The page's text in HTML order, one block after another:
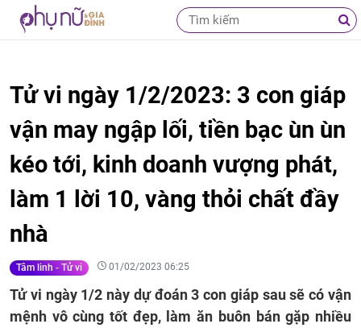
Tử vi ngày 1/2/2023: 3 con giáp
vận may ngập lối, tiền bạc ùn ùn
kéo tới, kinh doanh vượng phát,
làm 1 lời 10, vàng thỏi chất đầy
nhà
Tâm linh - Tử vi 01/02/2023 06:25
Tử vi ngày 1/2 này dự đoán 3 con giáp sau sẽ có vận
mệnh vô cùng tốt đẹp, làm ăn buôn bán gặp nhiều